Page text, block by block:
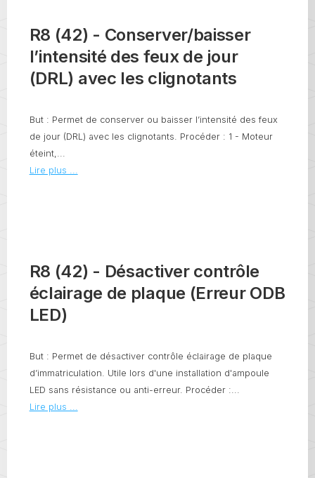
R8 (42) - Conserver/baisser
l’intensité des feux de jour
(DRL) avec les clignotants
But : Permet de conserver ou baisser l’intensité des feux
de jour (DRL) avec les clignotants. Procéder : 1 - Moteur
éteint,...
Lire plus ...
R8 (42) - Désactiver contrôle
éclairage de plaque (Erreur ODB
LED)
But : Permet de désactiver contrôle éclairage de plaque
d’immatriculation. Utile lors d'une installation d'ampoule
LED sans résistance ou anti-erreur. Procéder :...
Lire plus ...